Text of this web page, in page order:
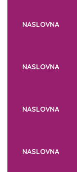
NASLOVNA
NASLOVNA
NASLOVNA
NASLOVNA